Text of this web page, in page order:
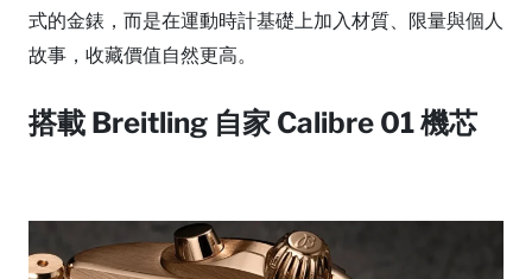
式的金錶，而是在運動時計基礎上加入材質、限量與個人
故事，收藏價值自然更高。
搭載 Breitling 自家 Calibre 01 機芯